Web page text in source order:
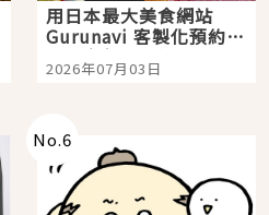
用日本最大美食網站
Gurunavi 客製化預約九
大都市餐廳，打造專屬
美食體驗！
2026年07月03日
No.6